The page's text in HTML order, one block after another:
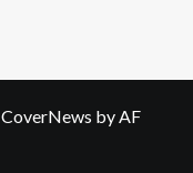
CoverNews by AF